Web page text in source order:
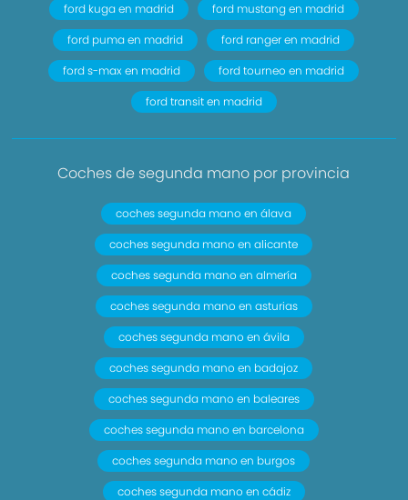
ford kuga en madrid
ford mustang en madrid
ford puma en madrid
ford ranger en madrid
ford s-max en madrid
ford tourneo en madrid
ford transit en madrid
Coches de segunda mano por provincia
coches segunda mano en álava
coches segunda mano en alicante
coches segunda mano en almería
coches segunda mano en asturias
coches segunda mano en ávila
coches segunda mano en badajoz
coches segunda mano en baleares
coches segunda mano en barcelona
coches segunda mano en burgos
coches segunda mano en cádiz